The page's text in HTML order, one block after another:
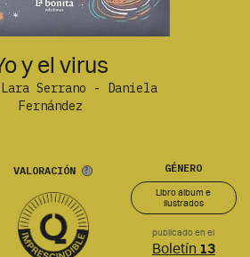
y el virus
Serrano - Daniela
Fernández
VALORACIÓN GÉNERO
Libro álbum e
ilustrados
publicado en el
Boletín 13